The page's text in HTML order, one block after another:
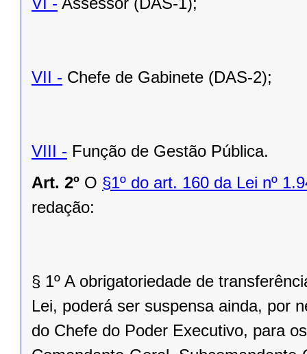
VII - Chefe de Gabinete (DAS-2);
VIII - Função de Gestão Pública.
Art. 2º O §1º do art. 160 da Lei nº
redação:
§ 1º A obrigatoriedade de
Lei, poderá ser suspensa ainda, por
do Chefe do Poder Executivo, para